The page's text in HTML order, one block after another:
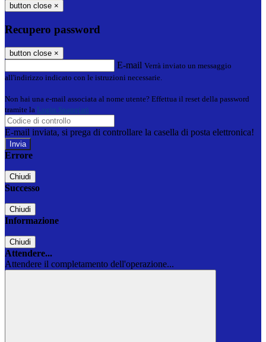
button close ×
Recupero password
button close ×
E-mail Verrà inviato un messaggio
all'indirizzo indicato con le istruzioni necessarie.
Non hai una e-mail associata al nome utente? Effettua il reset della password
tramite la Login Spaggiari
E-mail inviata, si prega di controllare la casella di posta elettronica!
Errore
Chiudi
Successo
Chiudi
Informazione
Chiudi
Attendere...
Attendere il completamento dell'operazione...